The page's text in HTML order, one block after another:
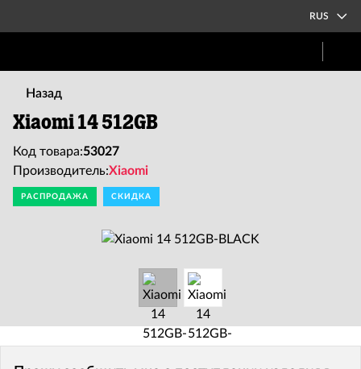
RUS
Назад
Xiaomi 14 512GB
Код товара:53027
Производитель:Xiaomi
РАСПРОДАЖА СКИДКА